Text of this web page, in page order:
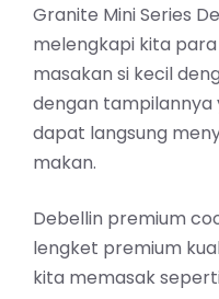
Granite Mini Series
melengkapi kita
masakan si kecil
dengan
dapat langsung
makan.
Debellin premium
lengket premium
kita memasak